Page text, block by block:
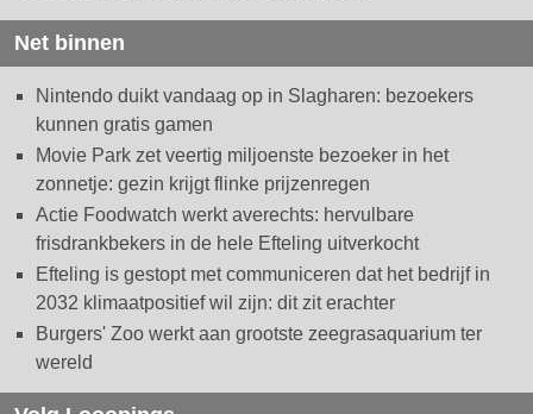
Net binnen
Nintendo duikt vandaag op in Slagharen: bezoekers
kunnen gratis gamen
Movie Park zet veertig miljoenste bezoeker in het
zonnetje: gezin krijgt flinke prijzenregen
Actie Foodwatch werkt averechts: hervulbare
frisdrankbekers in de hele Efteling uitverkocht
Efteling is gestopt met communiceren dat het bedrijf in
2032 klimaatpositief wil zijn: dit zit erachter
Burgers' Zoo werkt aan grootste zeegrasaquarium ter
wereld